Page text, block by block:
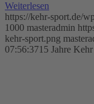
Weiterlesen
https://kehr-sport.de/
1000 masteradmin
kehr-sport.png
07:56:3715 Jahre